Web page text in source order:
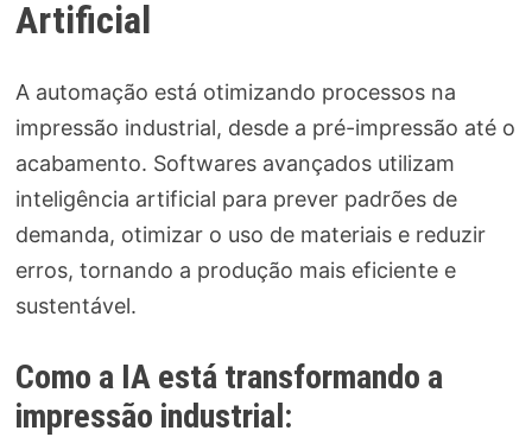
Artificial
A automação está otimizando processos na
impressão industrial, desde a pré-impressão até o
acabamento. Softwares avançados utilizam
inteligência artificial para prever padrões de
demanda, otimizar o uso de materiais e reduzir
erros, tornando a produção mais eficiente e
sustentável.
Como a IA está transformando a
impressão industrial: